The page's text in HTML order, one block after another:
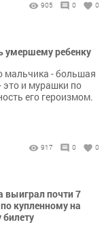
905 0 0
умершему ребенку
мальчика - большая
это и мурашки по
его героизмом.
917 0 0
выиграл почти 7
купленному на
билету